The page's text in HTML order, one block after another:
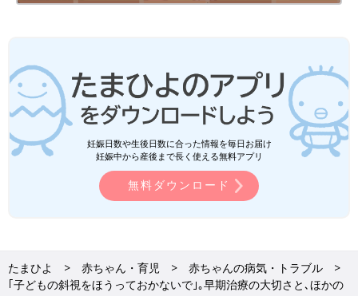
妊娠日数や生後日数に合った情報を毎日お届け
妊娠中から産後まで長く使える無料アプリ
無料ダウンロード
たまひよ 赤ちゃん・育児
赤ちゃんの病気・トラブル
｢子どもの斜視をほうっておかないで｣｡早期治療の大切さと､ほかの